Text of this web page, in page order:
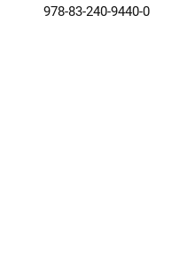
978-83-240-9440-0